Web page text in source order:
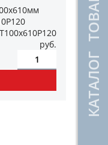
КАТАЛОГ ТОВАРОВ
руб.